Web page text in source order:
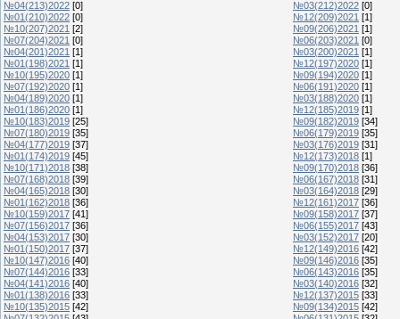
№04(213)2022 [0] №03(212)2022 [0]
№01(210)2022 [0] №12(209)2021 [1]
№10(207)2021 [2] №09(206)2021 [1]
№07(204)2021 [0] №06(203)2021 [0]
№04(201)2021 [1] №03(200)2021 [1]
№01(198)2021 [1] №12(197)2020 [1]
№10(195)2020 [1] №09(194)2020 [1]
№07(192)2020 [1] №06(191)2020 [1]
№04(189)2020 [1] №03(188)2020 [1]
№01(186)2020 [1] №12(185)2019 [1]
№10(183)2019 [25] №09(182)2019 [34]
№07(180)2019 [35] №06(179)2019 [35]
№04(177)2019 [37] №03(176)2019 [31]
№01(174)2019 [45] №12(173)2018 [1]
№10(171)2018 [38] №09(170)2018 [36]
№07(168)2018 [39] №06(167)2018 [31]
№04(165)2018 [30] №03(164)2018 [29]
№01(162)2018 [36] №12(161)2017 [36]
№10(159)2017 [41] №09(158)2017 [37]
№07(156)2017 [36] №06(155)2017 [43]
№04(153)2017 [30] №03(152)2017 [20]
№01(150)2017 [37] №12(149)2016 [42]
№10(147)2016 [40] №09(146)2016 [35]
№07(144)2016 [33] №06(143)2016 [35]
№04(141)2016 [40] №03(140)2016 [32]
№01(138)2016 [33] №12(137)2015 [33]
№10(135)2015 [42] №09(134)2015 [42]